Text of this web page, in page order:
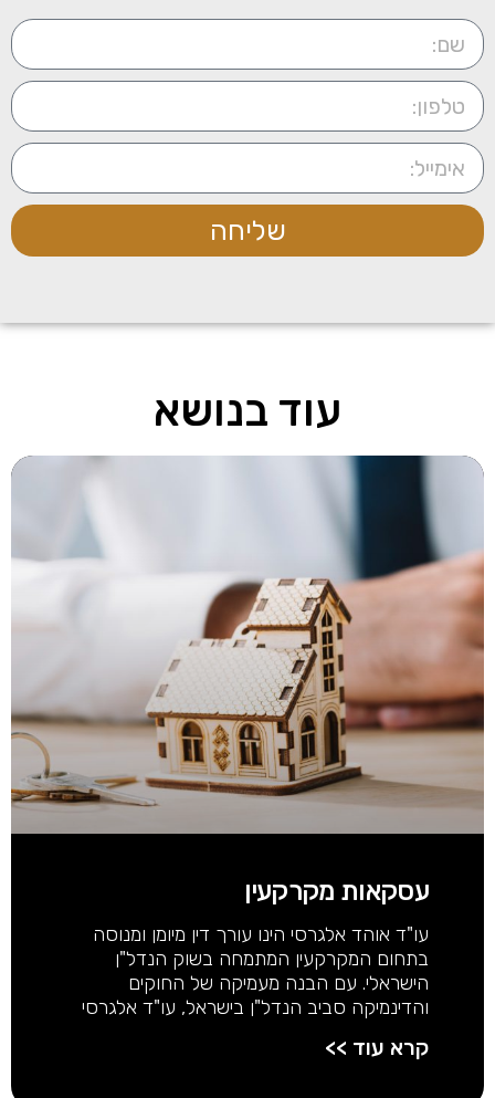
שליחה
עוד בנושא
עסקאות מקרקעין
עו"ד אוהד אלגרסי הינו עורך דין מיומן ומנוסה
בתחום המקרקעין המתמחה בשוק הנדל"ן
הישראלי. עם הבנה מעמיקה של החוקים
והדינמיקה סביב הנדל"ן בישראל, עו"ד אלגרסי
קרא עוד >>